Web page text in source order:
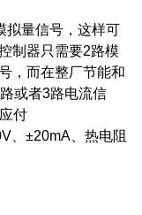
量信号，这样可
制器只需要2路模
，而在整厂节能和
或者3路电流信
付
±20mA、热电阻